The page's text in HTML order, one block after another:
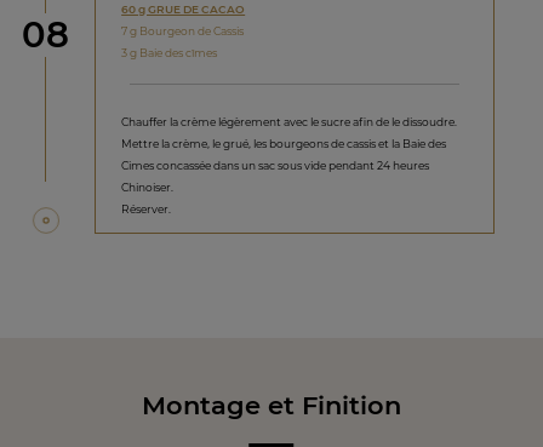
étape
08
60 g GRUE DE CACAO
7 g Bourgeon de Cassis
3 g Baie des cîmes
Chauffer la crème légèrement avec le sucre afin de le dissoudre.
Mettre la crème, le grué, les bourgeons de cassis et la Baie des
Cimes concassée dans un sac sous vide pendant 24 heures
Chinoiser.
Réserver.
Montage et Finition